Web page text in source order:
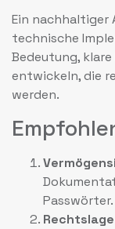
Ein nachhaltiger
technische
Bedeutung,
entwickeln, die
werden.
Passwörter.